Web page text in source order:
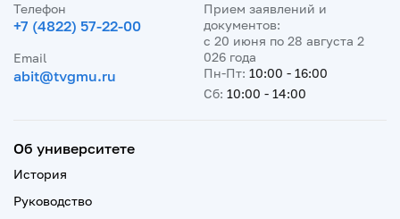
Телефон
+7 (4822) 57-22-00
Email
abit@tvgmu.ru
Прием заявлений и
документов:
с 20 июня по 28 августа 2
026 года
Пн-Пт: 10:00 - 16:00
Сб: 10:00 - 14:00
Об университете
История
Руководство